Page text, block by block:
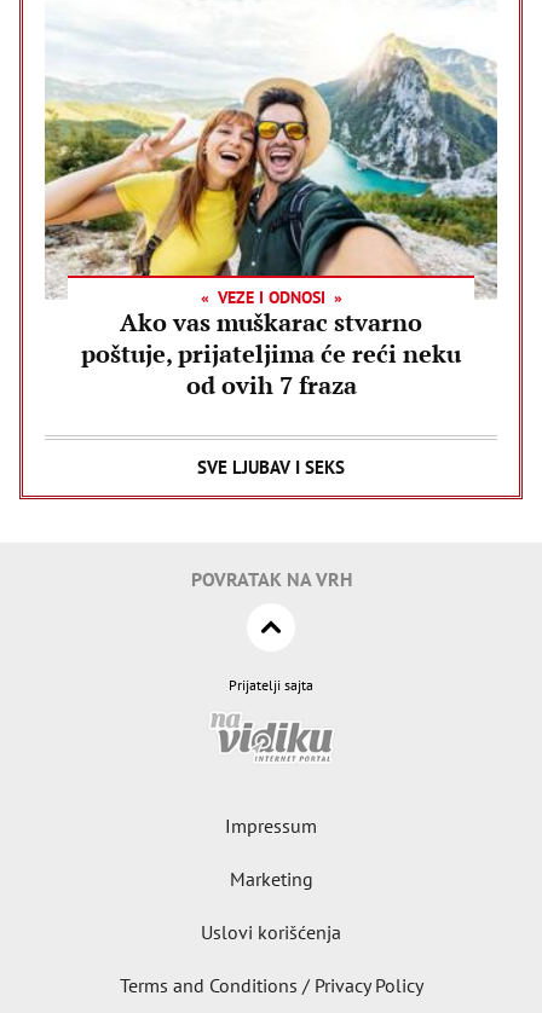
VEZE I ODNOSI
Ako vas muškarac stvarno
poštuje, prijateljima će reći neku
od ovih 7 fraza
SVE LJUBAV I SEKS
POVRATAK NA VRH
Prijatelji sajta
Impressum
Marketing
Uslovi korišćenja
Terms and Conditions / Privacy Policy